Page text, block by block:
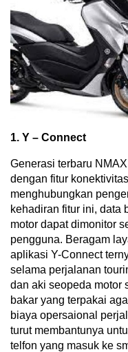
1. Y – Connect
Generasi terbaru
dengan fitur
menghubungkan
kehadiran fitur ini, data
motor dapat dimonitor
pengguna. Beragam
aplikasi Y-Connect
selama perjalanan
dan aki seopeda motor
bakar yang terpakai
biaya opersaional
turut membantunya
telfon yang masuk ke